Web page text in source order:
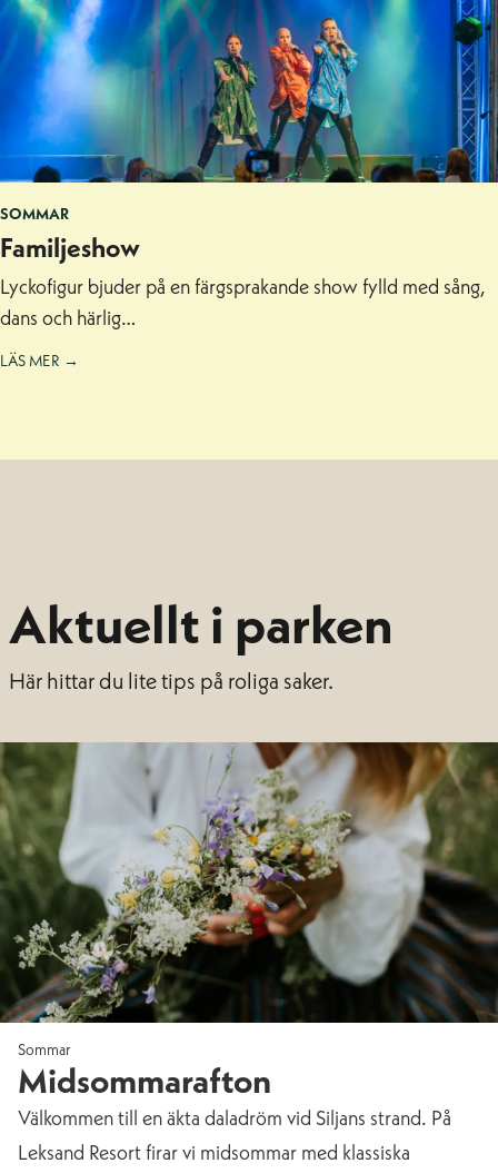
SOMMAR
Familjeshow
Lyckofigur bjuder på en färgsprakande show fylld med sång,
dans och härlig…
LÄS MER →
Aktuellt i parken
Här hittar du lite tips på roliga saker.
Sommar
Midsommarafton
Välkommen till en äkta daladröm vid Siljans strand. På
Leksand Resort firar vi midsommar med klassiska